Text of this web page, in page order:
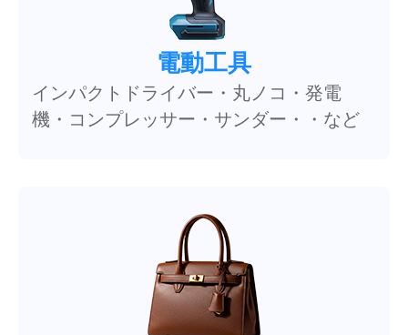
電動工具
インパクトドライバー・丸ノコ・発電
機・コンプレッサー・サンダー・・など